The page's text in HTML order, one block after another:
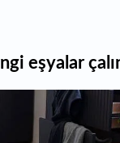
eşyalar